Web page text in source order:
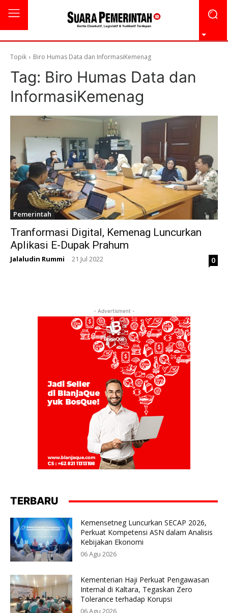
Topik Biro Humas Data dan InformasiKemenag
Tag: Biro Humas Data dan
InformasiKemenag
Pemerintah
Tranformasi Digital, Kemenag Luncurkan
Aplikasi E-Dupak Prahum
Jalaludin Rummi - 21 Jul 2022 0
- Advertisment -
TERBARU
Kemensetneg Luncurkan SECAP 2026,
Perkuat Kompetensi ASN dalam Analisis
Kebijakan Ekonomi
06 Agu 2026
Kementerian Haji Perkuat Pengawasan
Internal di Kaltara, Tegaskan Zero
Tolerance terhadap Korupsi
06 Agu 2026